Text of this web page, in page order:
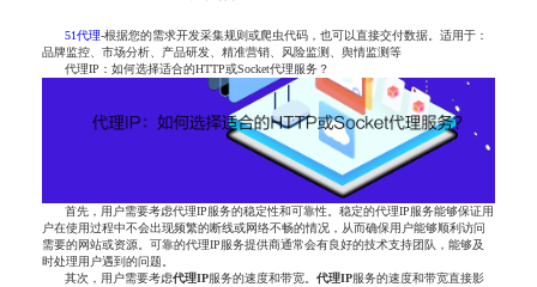
51代理-根据您的需求开发采集规则或爬虫代码，也可以直接交付数据。适用于：
品牌监控、市场分析、产品研发、精准营销、风险监测、舆情监测等
代理IP：如何选择适合的HTTP或Socket代理服务？
首先，用户需要考虑代理IP服务的稳定性和可靠性。稳定的代理IP服务能够保证用
户在使用过程中不会出现频繁的断线或网络不畅的情况，从而确保用户能够顺利访问
需要的网站或资源。可靠的代理IP服务提供商通常会有良好的技术支持团队，能够及
时处理用户遇到的问题。
其次，用户需要考虑代理IP服务的速度和带宽。代理IP服务的速度和带宽直接影